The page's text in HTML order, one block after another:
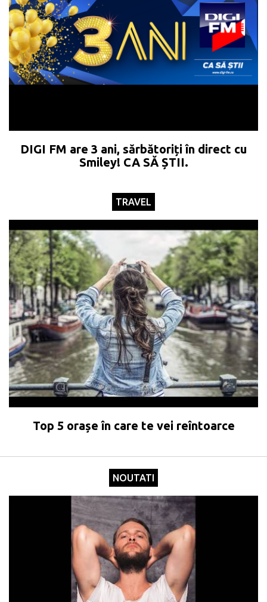
DIGI FM are 3 ani, sărbătoriți în direct cu
Smiley! CA SĂ ȘTII.
TRAVEL
Top 5 orașe în care te vei reîntoarce
NOUTATI